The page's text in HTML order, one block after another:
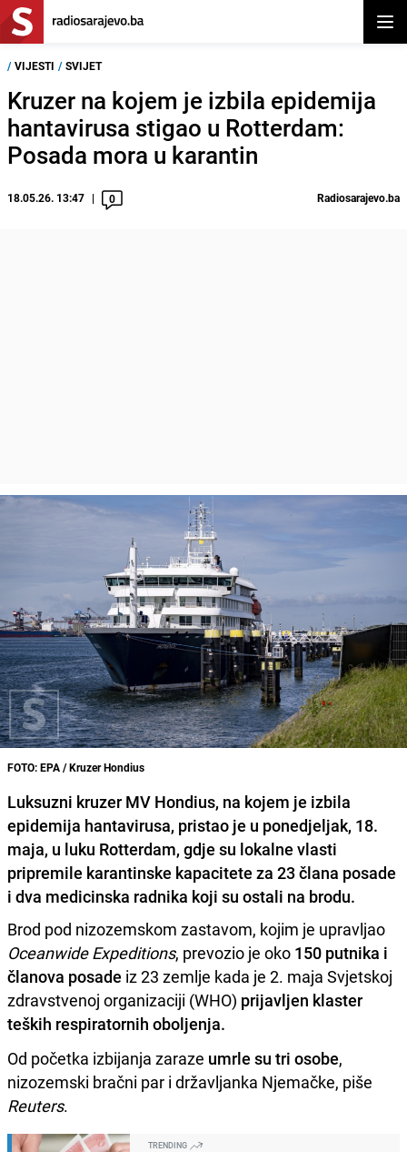
/ VIJESTI / SVIJET
Kruzer na kojem je izbila epidemija
hantavirusa stigao u Rotterdam:
Posada mora u karantin
18.05.26. 13:47 0 Radiosarajevo.ba
FOTO: EPA / Kruzer Hondius
Luksuzni kruzer MV Hondius, na kojem je izbila
epidemija hantavirusa, pristao je u ponedjeljak, 18.
maja, u luku Rotterdam, gdje su lokalne vlasti
pripremile karantinske kapacitete za 23 člana posade
i dva medicinska radnika koji su ostali na brodu.
Brod pod nizozemskom zastavom, kojim je upravljao
Oceanwide Expeditions, prevozio je oko 150 putnika i
članova posade iz 23 zemlje kada je 2. maja Svjetskoj
zdravstvenoj organizaciji (WHO) prijavljen klaster
teških respiratornih oboljenja.
Od početka izbijanja zaraze umrle su tri osobe,
nizozemski bračni par i državljanka Njemačke, piše
Reuters.
TRENDING